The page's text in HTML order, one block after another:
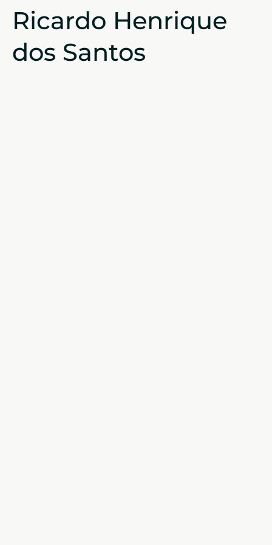
Ricardo Henrique
dos Santos